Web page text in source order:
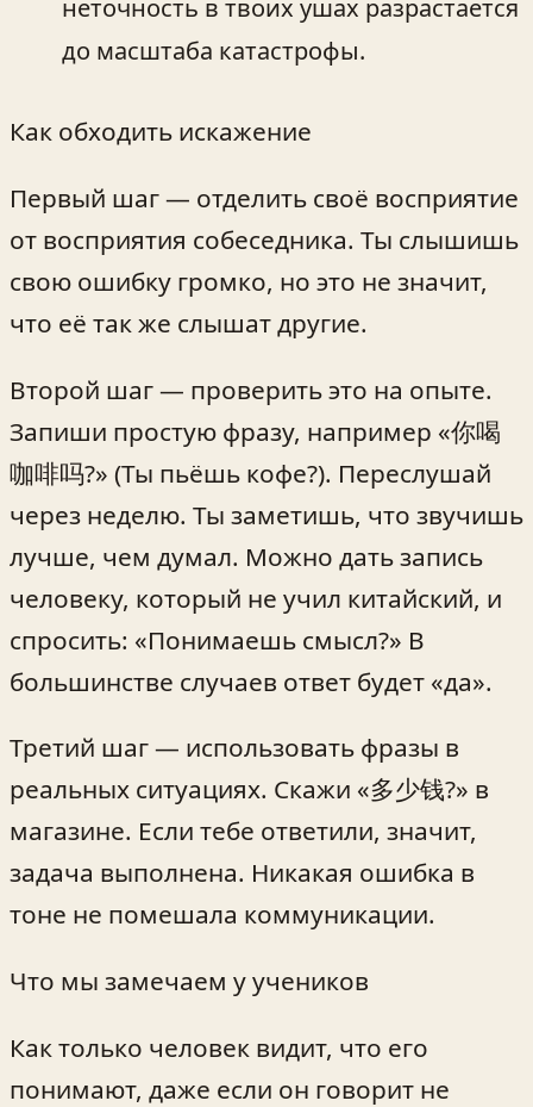
неточность в твоих ушах разрастается
до масштаба катастрофы.
Как обходить искажение
Первый шаг — отделить своё восприятие
от восприятия собеседника. Ты слышишь
свою ошибку громко, но это не значит,
что её так же слышат другие.
Второй шаг — проверить это на опыте.
Запиши простую фразу, например «你喝
咖啡吗?» (Ты пьёшь кофе?). Переслушай
через неделю. Ты заметишь, что звучишь
лучше, чем думал. Можно дать запись
человеку, который не учил китайский, и
спросить: «Понимаешь смысл?» В
большинстве случаев ответ будет «да».
Третий шаг — использовать фразы в
реальных ситуациях. Скажи «多少钱?» в
магазине. Если тебе ответили, значит,
задача выполнена. Никакая ошибка в
тоне не помешала коммуникации.
Что мы замечаем у учеников
Как только человек видит, что его
понимают, даже если он говорит не